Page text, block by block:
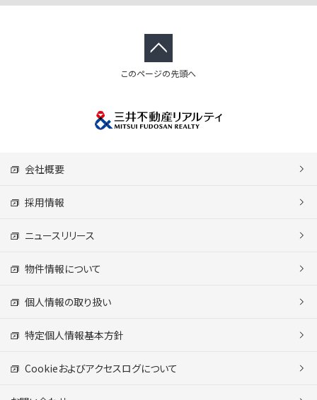
このページの先頭へ
会社概要
採用情報
ニュースリリース
物件情報について
個人情報の取り扱い
特定個人情報基本方針
Cookieおよびアクセスログについて